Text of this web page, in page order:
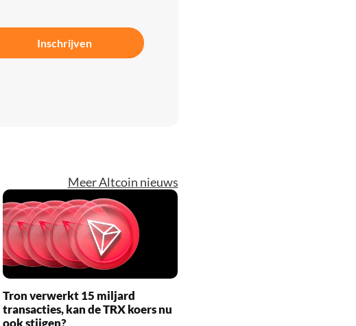
Inschrijven
Meer Altcoin nieuws
Tron verwerkt 15 miljard
transacties, kan de TRX koers nu
ook stijgen?